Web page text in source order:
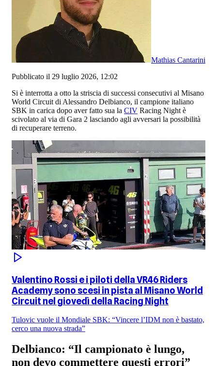
Mathias Cantarini
Pubblicato il 29 luglio 2026, 12:02
Si è interrotta a otto la striscia di successi consecutivi al Misano
World Circuit di Alessandro Delbianco, il campione italiano
SBK in carica dopo aver fatto sua la CIV Racing Night è
scivolato al via di Gara 2 lasciando agli avversari la possibilità
di recuperare terreno.
Valentino Rossi e i piloti della VR46 Riders
Academy sono scesi in pista al Misano World
Circuit nel giovedì della Racing Night
Tulovic vuole il Mondiale SBK: “Vincere l’IDM non è bastato,
cerco una nuova strada”
Delbianco: “Il campionato è lungo,
non devo commettere questi errori”